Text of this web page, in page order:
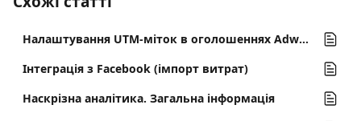
Налаштування UTM-міток в оголошеннях Adwords і Facebook
Інтеграція з Facebook (імпорт витрат)
Наскрізна аналітика. Загальна інформація